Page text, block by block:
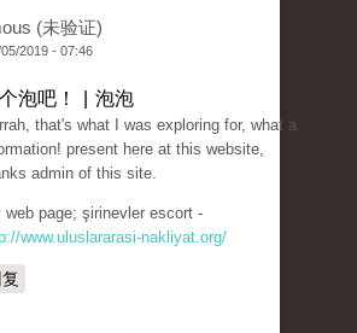
(未验证)
2019 - 07:46
泡吧！ | 泡泡
that's what I was exploring for, what a
present here at this website,
admin of this site.
web page; şirinevler escort -
www.uluslararasi-nakliyat.org/